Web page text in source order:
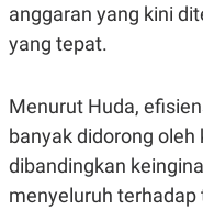
anggaran yang kini
yang tepat.
Menurut Huda,
banyak didorong
dibandingkan
menyeluruh terhadap